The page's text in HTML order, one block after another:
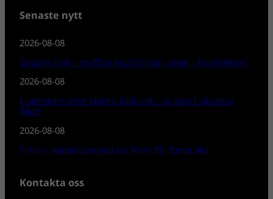
Senaste nytt
2026-08-08
Dagens Fisk – maffiga havsöringar stiger i Byskeälven!
2026-08-08
Livestream med Martin Falklind – så görs Fiskarnas
Rike!
2026-08-08
Finsk – svenskt projekt tar form för Torne älv!
Kontakta oss